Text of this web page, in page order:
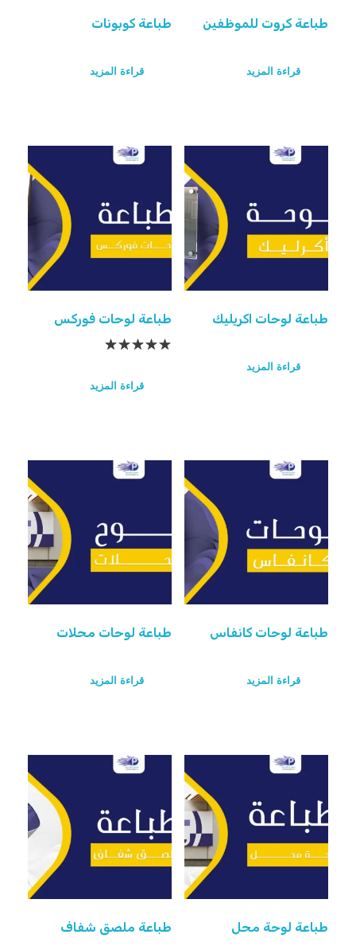
طباعة كروت للموظفين
قراءة المزيد
طباعة كوبونات
قراءة المزيد
طباعة لوحات اكريليك
قراءة المزيد
طباعة لوحات فوركس
قراءة المزيد
طباعة لوحات كانفاس
قراءة المزيد
طباعة لوحات محلات
قراءة المزيد
طباعة لوحة محل طباعة ملصق شفاف